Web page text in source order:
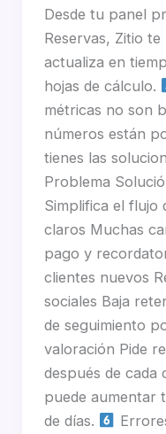
Desde tu panel
Reservas, Zitio te
actualiza en
hojas de cálculo.
métricas no son
números están
tienes las
Problema
Simplifica el flujo
claros Muchas
pago y
clientes nuevos
sociales Baja
de seguimiento
valoración Pide
después de cada
puede aumentar
de días.